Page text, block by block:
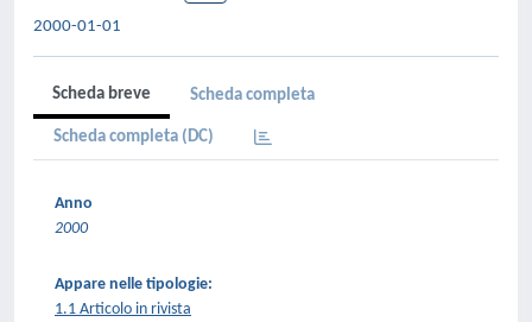
2000-01-01
Scheda breve Scheda completa
Scheda completa (DC)
Anno
2000
Appare nelle tipologie:
1.1 Articolo in rivista